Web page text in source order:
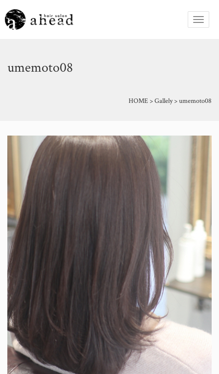
umemoto08
HOME >Gallely>umemoto08